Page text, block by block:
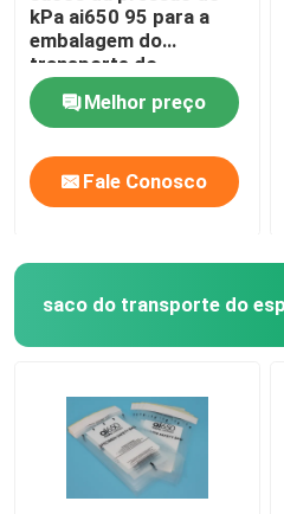
kPa ai650 95 para a
embalagem do
transporte do
espécime do Biohazard
Melhor preço
Fale Conosco